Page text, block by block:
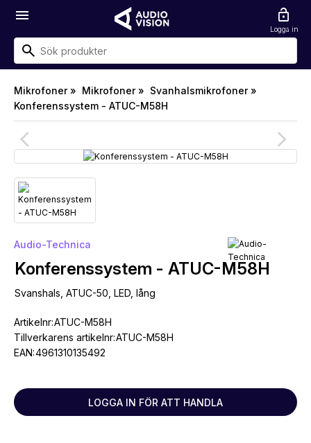
menu lock_open
Logga in
Mikrofoner » Mikrofoner » Svanhalsmikrofoner »
Konferenssystem - ATUC-M58H
arrow_back_ios arrow_forward_ios
Audio-Technica
Konferenssystem - ATUC-M58H
Svanshals, ATUC-50, LED, lång
Artikelnr:ATUC-M58H
Tillverkarens artikelnr:ATUC-M58H
EAN:4961310135492
LOGGA IN FÖR ATT HANDLA